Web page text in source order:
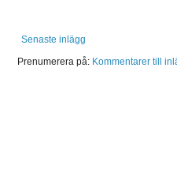
Senaste inlägg
Prenumerera på: Kommentarer till